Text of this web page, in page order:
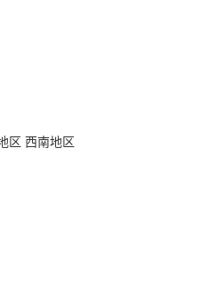
区 西南地区